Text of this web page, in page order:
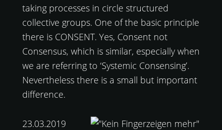
taking processes in circle structured
collective groups. One of the basic principle
there is CONSENT. Yes, Consent not
Consensus, which is similar, especially when
we are referring to ‘Systemic Consensing’.
Nevertheless there is a small but important
difference.
23.03.2019